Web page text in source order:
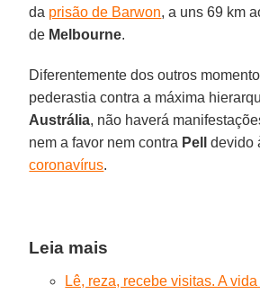
da prisão de Barwon, a uns 69 km
de Melbourne.
Diferentemente dos outros
pederastia contra a máxima
Austrália, não haverá
nem a favor nem contra Pell devido
coronavírus.
Leia mais
Lê, reza, recebe visitas. A